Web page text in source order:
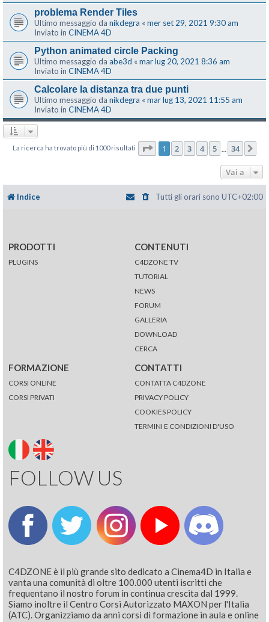
problema Render Tiles
Ultimo messaggio da nikdegra « mer set 29, 2021 9:30 am
Inviato in CINEMA 4D
Python animated circle Packing
Ultimo messaggio da abe3d « mar lug 20, 2021 8:36 am
Inviato in CINEMA 4D
Calcolare la distanza tra due punti
Ultimo messaggio da nikdegra « mar lug 13, 2021 11:55 am
Inviato in CINEMA 4D
La ricerca ha trovato più di 1000 risultati Pagina di 34
1 2 3 4 5 34
Vai a
Indice Tutti gli orari sono UTC+02:00
PRODOTTI
PLUGINS
CONTENUTI
C4DZONE TV
TUTORIAL
NEWS
FORUM
GALLERIA
DOWNLOAD
CERCA
FORMAZIONE
CORSI ONLINE
CORSI PRIVATI
CONTATTI
CONTATTA C4DZONE
PRIVACY POLICY
COOKIES POLICY
TERMINI E CONDIZIONI D'USO
FOLLOW US
C4DZONE è il più grande sito dedicato a Cinema4D in Italia e
vanta una comunità di oltre 100.000 utenti iscritti che
frequentano il nostro forum in continua crescita dal 1999.
Siamo inoltre il Centro Corsi Autorizzato MAXON per l'Italia
(ATC). Organizziamo da anni corsi di formazione in aula e online